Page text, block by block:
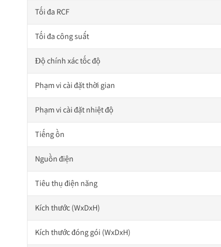
Tối đa RCF
Tối đa công suất
Độ chính xác tốc độ
Phạm vi cài đặt thời gian
Phạm vi cài đặt nhiệt độ
Tiếng ồn
Nguồn điện
Tiêu thụ điện năng
Kích thước (WxDxH)
Kích thước đóng gói (WxDxH)